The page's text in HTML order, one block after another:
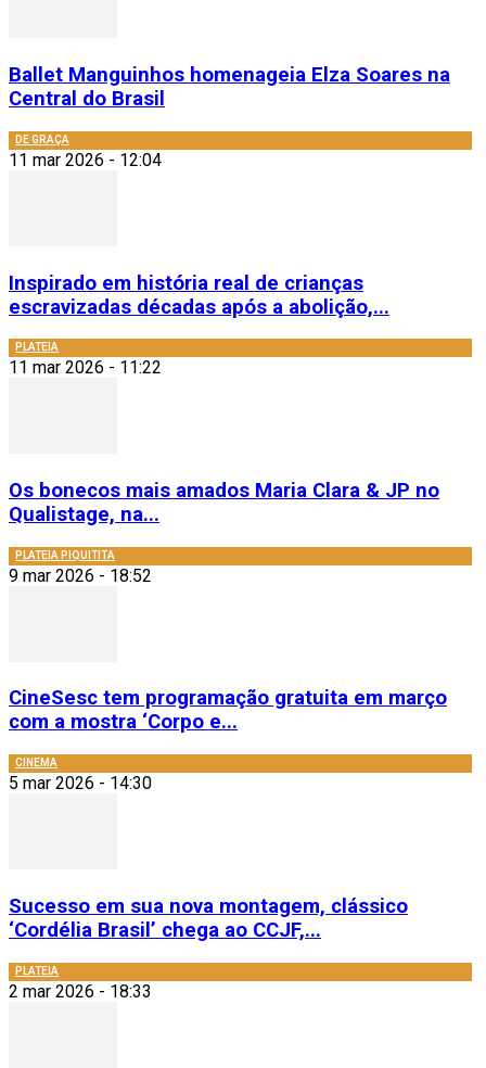
Ballet Manguinhos homenageia Elza Soares na
Central do Brasil
DE GRAÇA
11 mar 2026 - 12:04
Inspirado em história real de crianças
escravizadas décadas após a abolição,...
PLATEIA
11 mar 2026 - 11:22
Os bonecos mais amados Maria Clara & JP no
Qualistage, na...
PLATEIA PIQUITITA
9 mar 2026 - 18:52
CineSesc tem programação gratuita em março
com a mostra ‘Corpo e...
CINEMA
5 mar 2026 - 14:30
Sucesso em sua nova montagem, clássico
‘Cordélia Brasil’ chega ao CCJF,...
PLATEIA
2 mar 2026 - 18:33